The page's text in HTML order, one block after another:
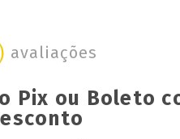
avaliações
Pix ou Boleto